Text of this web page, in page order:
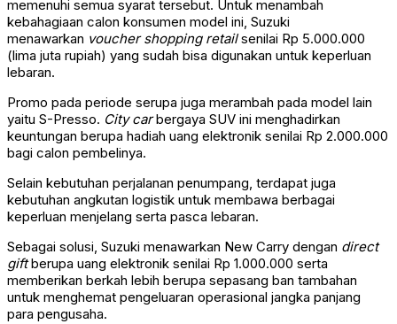
memenuhi semua syarat tersebut. Untuk menambah
kebahagiaan calon konsumen model ini, Suzuki
menawarkan voucher shopping retailsenilai Rp 5.000.000
(lima juta rupiah) yang sudah bisa digunakan untuk keperluan
lebaran.
Promo pada periode serupa juga merambah pada model lain
yaitu S-Presso. City carbergaya SUV ini menghadirkan
keuntungan berupa hadiah uang elektronik senilai Rp 2.000.000
bagi calon pembelinya.
Selain kebutuhan perjalanan penumpang, terdapat juga
kebutuhan angkutan logistik untuk membawa berbagai
keperluan menjelang serta pasca lebaran.
Sebagai solusi, Suzuki menawarkan New Carry dengan direct
giftberupa uang elektronik senilai Rp 1.000.000 serta
memberikan berkah lebih berupa sepasang ban tambahan
untuk menghemat pengeluaran operasional jangka panjang
para pengusaha.